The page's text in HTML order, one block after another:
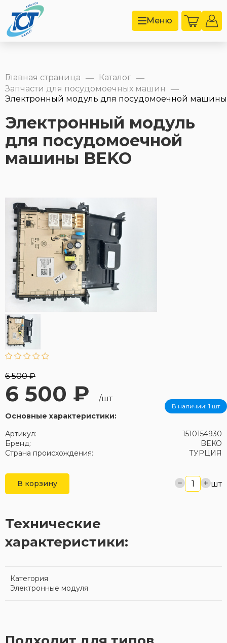
Меню
Главная страница — Каталог —
Запчасти для посудомоечных машин —
Электронный модуль для посудомоечной машины -
Электронный модуль
для посудомоечной
машины BEKO
6 500 ₽
6 500 ₽ /шт
В наличии: 1 шт
Основные характеристики:
Артикул:
1510154930
Бренд:
BEKO
Страна происхождения:
ТУРЦИЯ
В корзину шт
Технические
характеристики:
Категория
Электронные модуля